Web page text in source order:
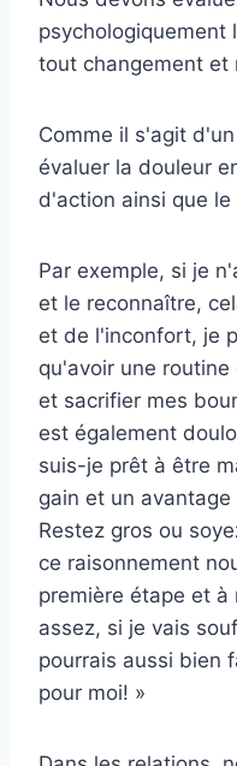
tout changement et
Comme il s'agit
évaluer la douleur
d'action ainsi que
Par exemple, si je
et le reconnaître,
et de l'inconfort, je
qu'avoir une
et sacrifier mes
est également
suis-je prêt à être
gain et un
Restez gros ou
ce raisonnement
première étape et à
assez, si je vais
pourrais aussi bien
pour moi! »